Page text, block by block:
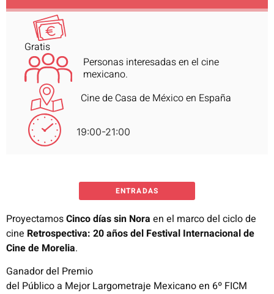
Gratis
Personas interesadas en el cine
mexicano.
Cine de Casa de México en España
19:00-21:00
ENTRADAS
ProyectamosCinco días sin Nora en el marco del ciclo de
cine Retrospectiva: 20 años del Festival Internacional de
Cine de Morelia.
Ganador del Premio
del Públicoa Mejor Largometraje Mexicanoen 6º FICM